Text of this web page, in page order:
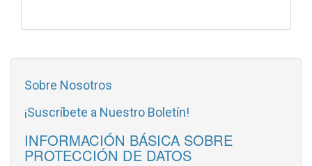
Sobre Nosotros
¡Suscríbete a Nuestro Boletín!
INFORMACIÓN BÁSICA SOBRE
PROTECCIÓN DE DATOS